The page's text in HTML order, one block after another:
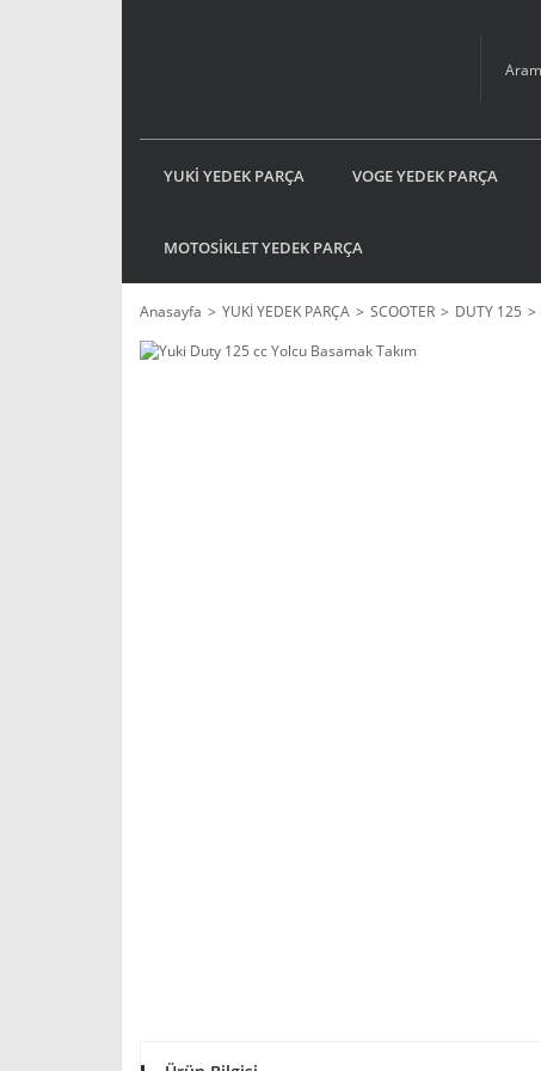
YUKİ YEDEK PARÇA VOGE YEDEK PARÇA
MOTOSİKLET YEDEK PARÇA
Anasayfa YUKİ YEDEK PARÇA SCOOTER DUTY 125